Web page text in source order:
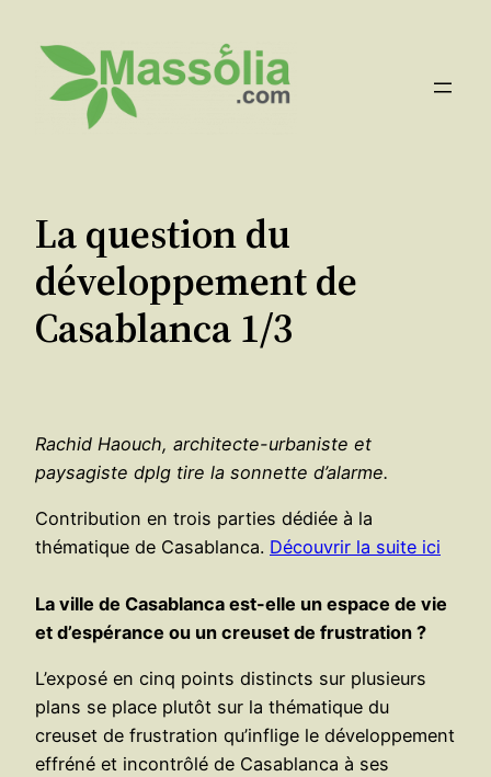
contenu
La question du
développement de
Casablanca 1/3
Rachid Haouch, architecte-urbaniste et
paysagiste dplg tire la sonnette d’alarme.
Contribution en trois parties dédiée à la
thématique de Casablanca. Découvrir la suite ici
La ville de Casablanca est-elle un espace de vie
et d’espérance ou un creuset de frustration ?
L’exposé en cinq points distincts sur plusieurs
plans se place plutôt sur la thématique du
creuset de frustration qu’inflige le développement
effréné et incontrôlé de Casablanca à ses